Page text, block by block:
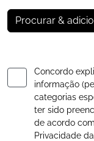
Procurar &
Concordo
informação
categorias
ter sido
de acordo
Privacidade